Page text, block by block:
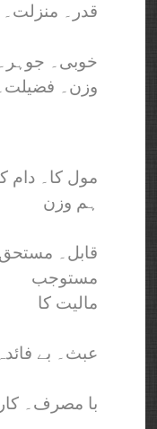
قدر۔
خوبی۔
وزن۔
مول کا۔ دام
ہم وزن
قابل۔
مستوجب
مالیت کا
عبث۔ بے
با مصرف۔